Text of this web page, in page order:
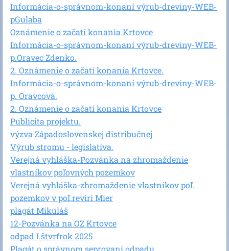
Informácia-o-správnom-konaní výrub-dreviny-WEB-
pGulaba
Oznámenie o začatí konania Krtovce
Informácia-o-správnom-konaní výrub-dreviny-WEB-
p.Oravec Zdenko.
2. Oznámenie o začatí konania Krtovce.
Informácia-o-správnom-konaní výrub-dreviny-WEB-
p. Oravcová.
2. Oznámenie o začatí konania Krtovce
Publicita projektu.
výzva Západoslovenskej distribučnej
Výrub stromu - legislatíva.
Verejná vyhláška-Pozvánka na zhromaždenie
vlastníkov poľovných pozemkov
Verejná vyhláška-zhromaždenie vlastníkov poľ.
pozemkov v poľ.revíri Mier
plagát Mikuláš
12-Pozvánka na OZ Krtovce
odpad I.štvrťrok 2025
Plagát o správnom seprovaní odpadu